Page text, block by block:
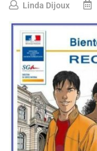
Linda Dijoux